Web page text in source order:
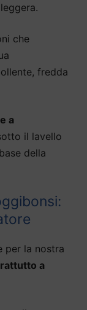
che
fredda
a
il lavello
della
per la nostra
a